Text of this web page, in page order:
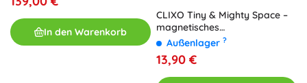
In den Warenkorb
CLIXO Tiny & Mighty Space –
magnetisches
Konstruktionsspiel 9 Stk.,
leuchtet im Dunkeln
Außenlager ?
13,90 €